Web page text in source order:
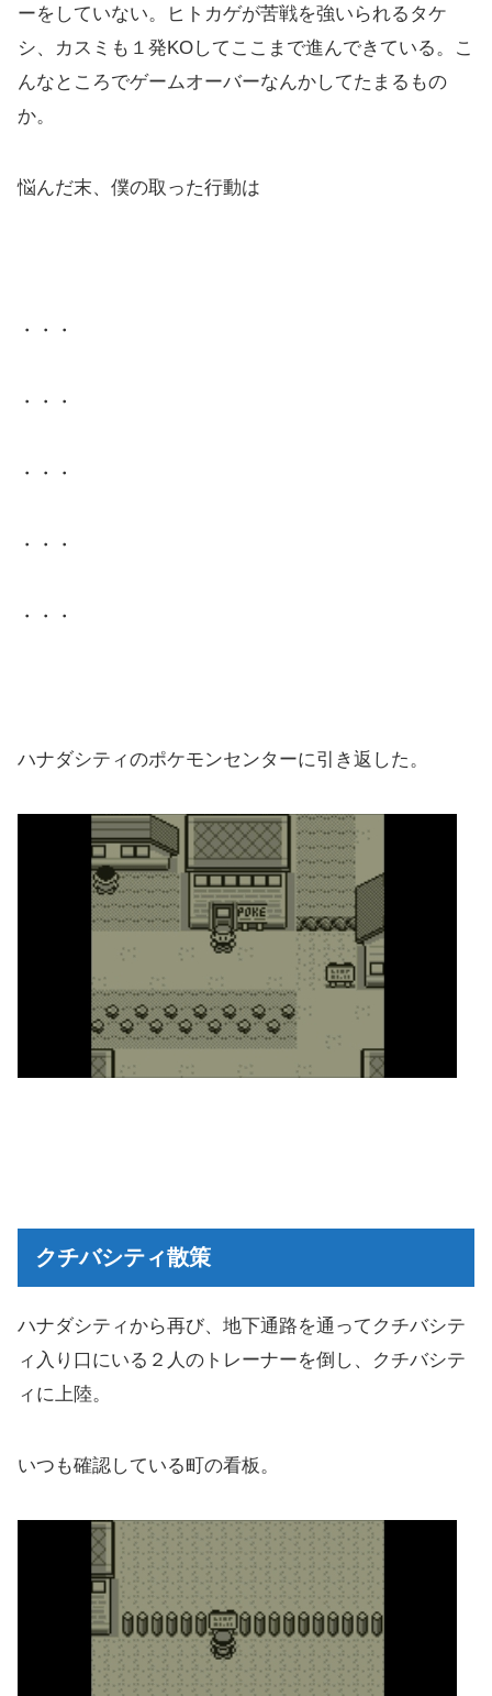
ーをしていない。ヒトカゲが苦戦を強いられるタケ
シ、カスミも１発KOしてここまで進んできている。こ
んなところでゲームオーバーなんかしてたまるもの
か。
悩んだ末、僕の取った行動は
・・・
・・・
・・・
・・・
・・・
ハナダシティのポケモンセンターに引き返した。
クチバシティ散策
ハナダシティから再び、地下通路を通ってクチバシテ
ィ入り口にいる２人のトレーナーを倒し、クチバシテ
ィに上陸。
いつも確認している町の看板。